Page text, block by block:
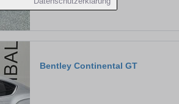
Bentley Continental GT